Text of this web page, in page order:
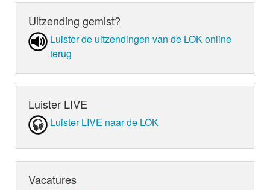
Uitzending gemist?
Luister de uit­zen­din­gen van de LOK online
terug
Luister LIVE
Luister LIVE naar de LOK
Vacatures